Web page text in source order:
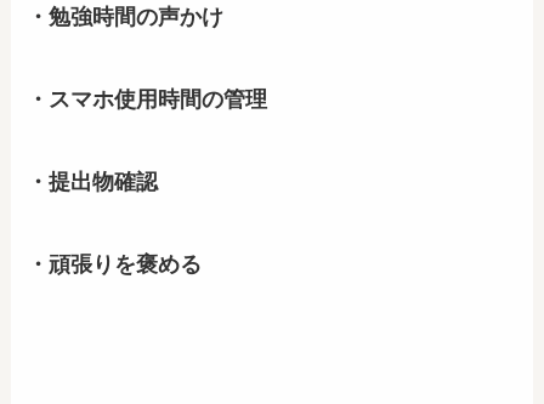
・勉強時間の声かけ
・スマホ使用時間の管理
・提出物確認
・頑張りを褒める